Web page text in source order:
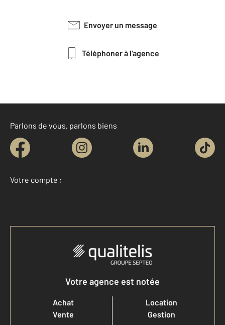
Envoyer un message
Téléphoner à l'agence
Parlons de vous, parlons biens
Votre compte :
Accéder à mon compte
Votre agence est notée
Achat
Vente
Location
Gestion